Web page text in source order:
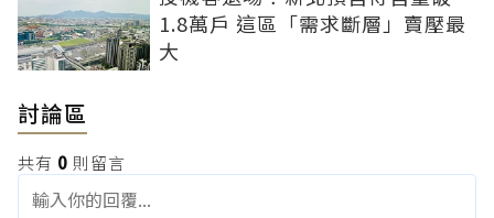
1.8萬戶 這區「需求斷層」賣壓最
大
討論區
共有 0 則留言